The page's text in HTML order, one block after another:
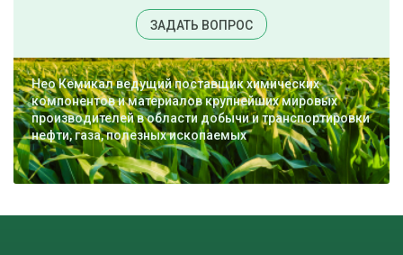
ЗАДАТЬ ВОПРОС
Нео Кемикал ведущий поставщик химических
компонентов и материалов крупнейших мировых
производителей в области добычи и транспортировки
нефти, газа, полезных ископаемых